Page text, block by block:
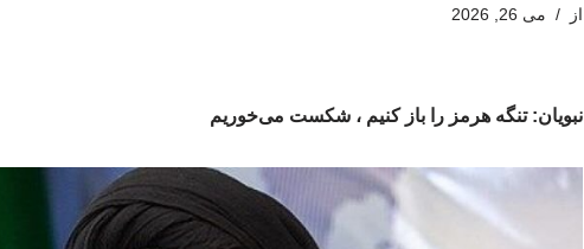
از می 26, 2026
نبویان: تنگه هرمز را باز کنیم ، شکست می‌خوریم